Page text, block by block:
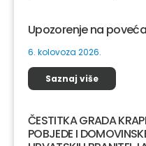
Upozorenje na
6. kolovoza 2026.
Saznaj više
ČESTITKA GRADA
POBJEDE I